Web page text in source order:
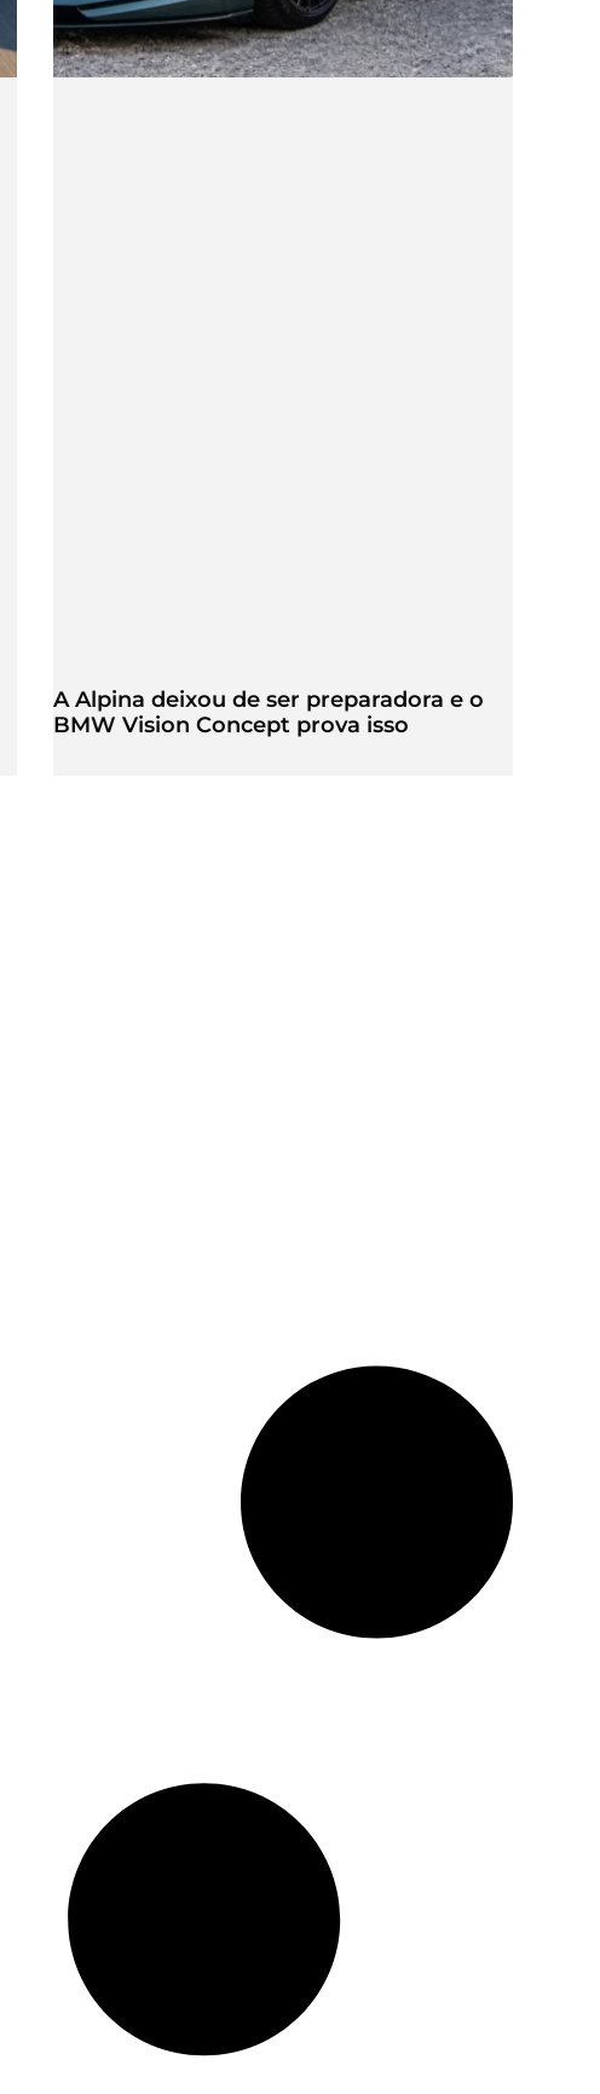
A Alpina deixou de ser preparadora e o
BMW Vision Concept prova isso